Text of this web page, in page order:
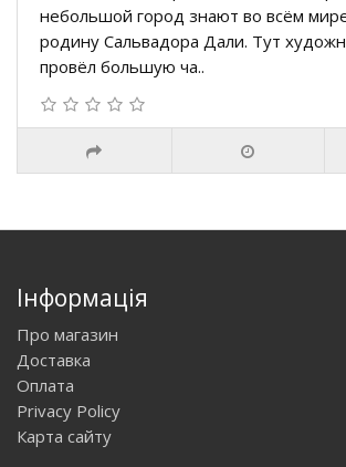
небольшой город знают во всём
родину Сальвадора Дали. Тут
провёл большую ча..
Інформація
Про магазин
Доставка
Оплата
Privacy Policy
Карта сайту